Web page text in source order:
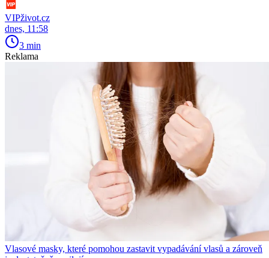
VIPživot.cz
dnes, 11:58
3 min
Reklama
Vlasové masky, které pomohou zastavit vypadávání vlasů a zároveň